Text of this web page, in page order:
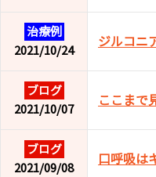
治療例
2021/10/24
ジルコニ
ブログ
2021/10/07
ここまで
ブログ
2021/09/08
口呼吸は